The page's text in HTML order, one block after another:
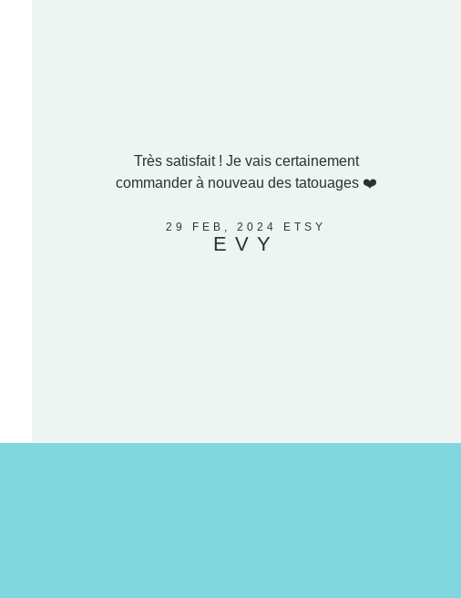
Très satisfait ! Je vais certainement
commander à nouveau des tatouages ❤️
29 FEB, 2024 ETSY
EVY